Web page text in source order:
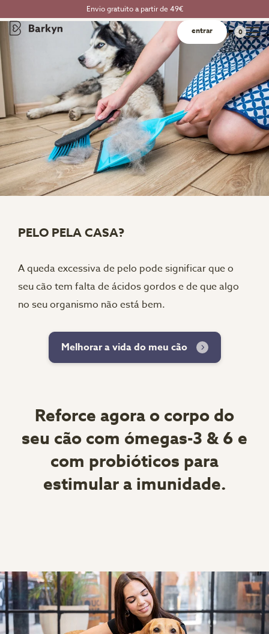
Envio gratuito a partir de 49€
entrar 0
PELO PELA CASA?
A queda excessiva de pelo pode significar que o
seu cão tem falta de ácidos gordos e de que algo
no seu organismo não está bem.
Melhorar a vida do meu cão
Reforce agora o corpo do
seu cão com ómegas-3 & 6 e
com probióticos para
estimular a imunidade.